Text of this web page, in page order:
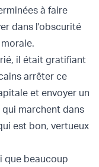
à faire
dans l'obscurité
il était gratifiant
arrêter ce
et envoyer un
marchent dans
est bon, vertueux
que beaucoup